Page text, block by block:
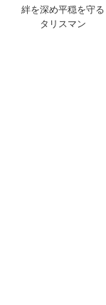
絆を深め平穏を守る
タリスマン